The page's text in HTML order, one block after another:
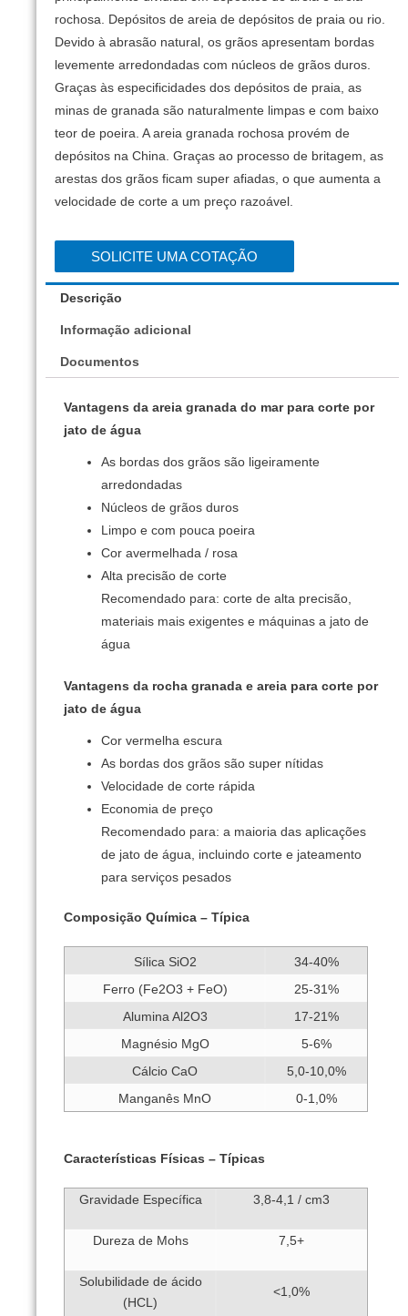
rochosa. Depósitos de areia de depósitos de praia ou rio.
Devido à abrasão natural, os grãos apresentam bordas
levemente arredondadas com núcleos de grãos duros.
Graças às especificidades dos depósitos de praia, as
minas de granada são naturalmente limpas e com baixo
teor de poeira. A areia granada rochosa provém de
depósitos na China. Graças ao processo de britagem, as
arestas dos grãos ficam super afiadas, o que aumenta a
velocidade de corte a um preço razoável.
SOLICITE UMA COTAÇÃO
Descrição
Informação adicional
Documentos
Vantagens da areia granada do mar para corte por
jato de água
As bordas dos grãos são ligeiramente
arredondadas
Núcleos de grãos duros
Limpo e com pouca poeira
Cor avermelhada / rosa
Alta precisão de corte
Recomendado para: corte de alta precisão,
materiais mais exigentes e máquinas a jato de
água
Vantagens da rocha granada e areia para corte por
jato de água
Cor vermelha escura
As bordas dos grãos são super nítidas
Velocidade de corte rápida
Economia de preço
Recomendado para: a maioria das aplicações
de jato de água, incluindo corte e jateamento
para serviços pesados
Composição Química – Típica
Sílica SiO2
34-40%
Ferro (Fe2O3 + FeO)
25-31%
Alumina Al2O3
17-21%
Magnésio MgO
5-6%
Cálcio CaO
5,0-10,0%
Manganês MnO
0-1,0%
Características Físicas – Típicas
Gravidade Específica 3,8-4,1 / cm3
Dureza de Mohs 7,5+
Solubilidade de ácido
(HCL)
<1,0%